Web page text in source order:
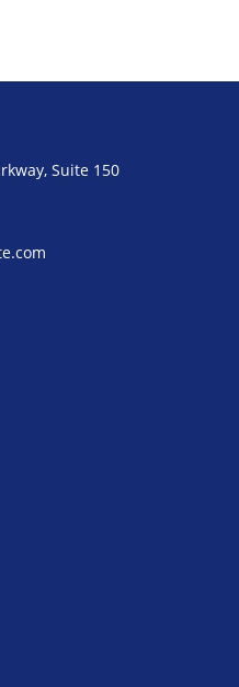
Suite 150